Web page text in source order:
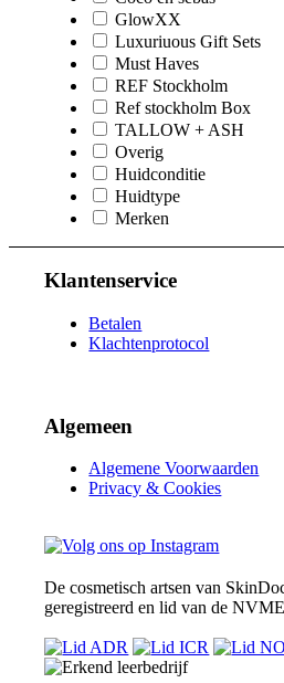
worden
de
GlowXX
Luxuriuous Gift Sets
Must Haves
REF Stockholm
Ref stockholm Box
TALLOW + ASH
Overig
Huidconditie
Huidtype
Merken
Klantenservice
Betalen
Klachtenprotocol
Algemeen
Algemene Voorwaarden
Privacy & Cookies
De cosmetisch artsen van
geregistreerd en lid van de